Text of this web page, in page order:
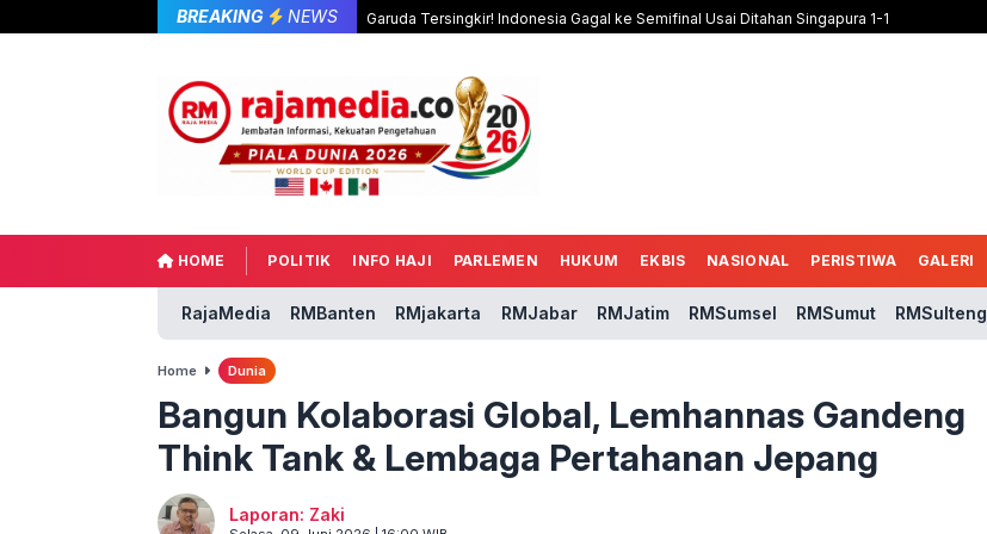
BREAKING NEWS Garuda Tersingkir! Indonesia Gagal ke Semifinal Usai Ditahan Singapura 1-1
HOME POLITIK INFO HAJI PARLEMEN HUKUM EKBIS NASIONAL PERISTIWA GALERI
RajaMedia RMBanten RMjakarta RMJabar RMJatim RMSumsel RMSumut RMSulteng
Home Dunia
Bangun Kolaborasi Global, Lemhannas Gandeng
Think Tank & Lembaga Pertahanan Jepang
Laporan: Zaki